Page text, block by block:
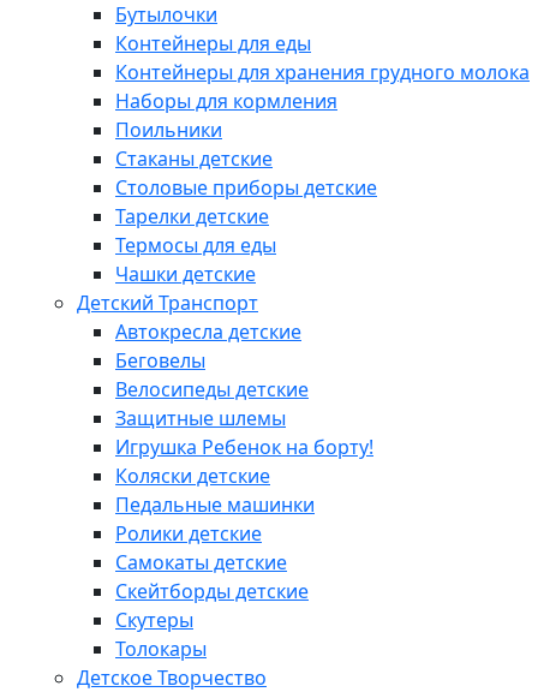
Бутылочки
Контейнеры для еды
Контейнеры для хранения грудного молока
Наборы для кормления
Поильники
Стаканы детские
Столовые приборы детские
Тарелки детские
Термосы для еды
Чашки детские
Детский Транспорт
Автокресла детские
Беговелы
Велосипеды детские
Защитные шлемы
Игрушка Ребенок на борту!
Коляски детские
Педальные машинки
Ролики детские
Самокаты детские
Скейтборды детские
Скутеры
Толокары
Детское Творчество